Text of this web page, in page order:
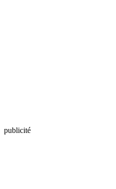
publicité